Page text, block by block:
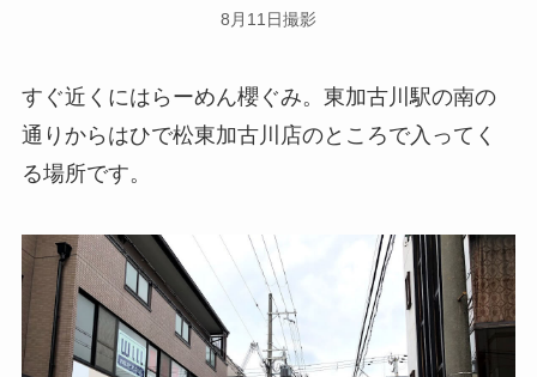
8月11日撮影
すぐ近くにはらーめん櫻ぐみ。東加古川駅の南の
通りからはひで松東加古川店のところで入ってく
る場所です。